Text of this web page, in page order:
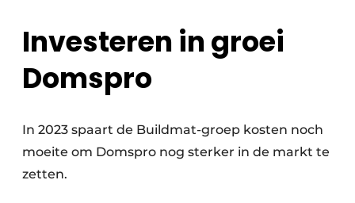
Investeren in groei
Domspro
In 2023 spaart de Buildmat-groep kosten noch
moeite om Domspro nog sterker in de markt te
zetten.